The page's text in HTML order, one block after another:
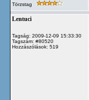
Törzstag
Lentuci
Tagság: 2009-12-09 15:33:30
Tagszám: #80520
Hozzászólások: 519